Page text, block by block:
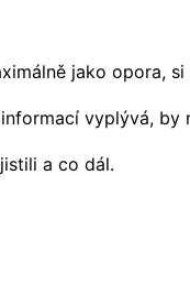
jako opora,
vyplývá, by
a co dál.